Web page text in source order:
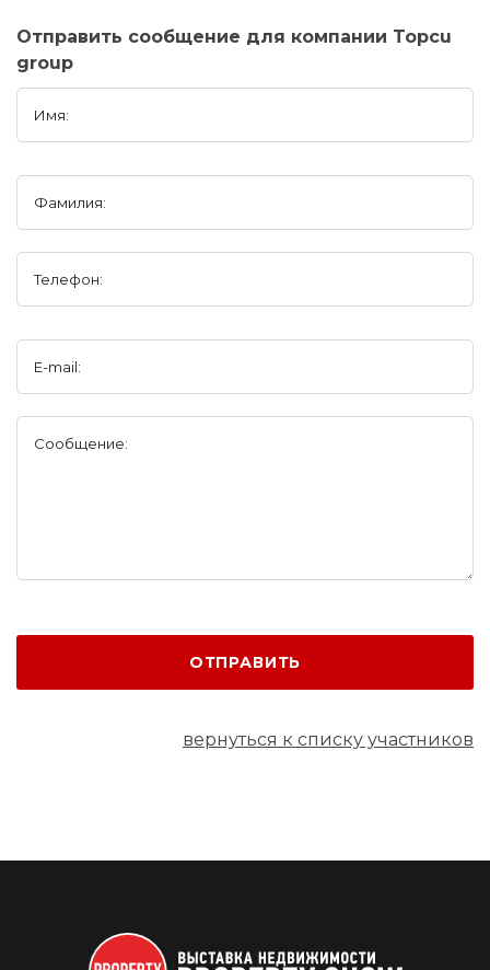
Отправить сообщение для компании Topcu
group
Имя:
Фамилия:
Телефон:
E-mail:
Сообщение:
ОТПРАВИТЬ
вернуться к списку участников